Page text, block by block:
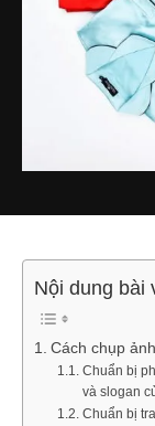
Nội dung bài
Cách chụp
Chuẩn bị
và slogan
Chuẩn bị